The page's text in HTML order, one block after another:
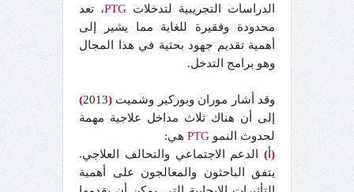
الدراسات التجريبية لتدخلات PTG، تعد
محدودة وفقيرة للغاية مما يشير إلى
أهمية تقديم جهود بحثية في هذا المجال
وهو برامج التدخل.
وقد أشار موران وبوركير وشميت (
2013
)
إلى أن هناك ثلاث مداخل علاجية مهمة
لحدوث النمو PTG هي:
(أ) الدعم الاجتماعي والتحالف العلاجي.
يتفق الباحثون والمعالجون على أهمية